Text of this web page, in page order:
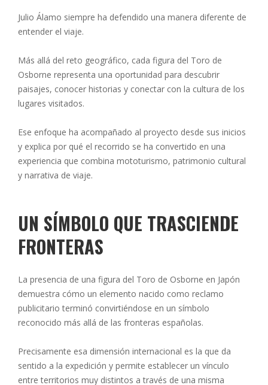
Julio Álamo siempre ha defendido una manera diferente de
entender el viaje.
Más allá del reto geográfico, cada figura del Toro de
Osborne representa una oportunidad para descubrir
paisajes, conocer historias y conectar con la cultura de los
lugares visitados.
Ese enfoque ha acompañado al proyecto desde sus inicios
y explica por qué el recorrido se ha convertido en una
experiencia que combina mototurismo, patrimonio cultural
y narrativa de viaje.
UN SÍMBOLO QUE TRASCIENDE
FRONTERAS
La presencia de una figura del Toro de Osborne en Japón
demuestra cómo un elemento nacido como reclamo
publicitario terminó convirtiéndose en un símbolo
reconocido más allá de las fronteras españolas.
Precisamente esa dimensión internacional es la que da
sentido a la expedición y permite establecer un vínculo
entre territorios muy distintos a través de una misma